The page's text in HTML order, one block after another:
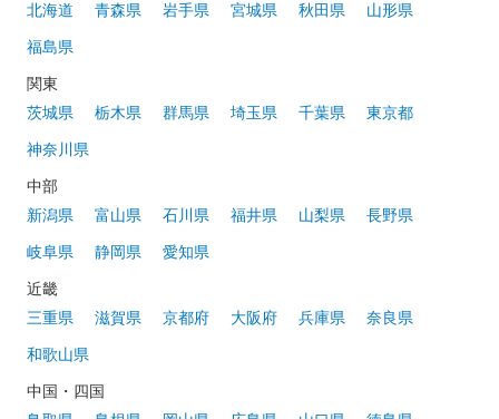
北海道
青森県 岩手県 宮城県 秋田県 山形県
福島県
関東
茨城県
栃木県 群馬県 埼玉県 千葉県 東京都
神奈川県
中部
新潟県
富山県 石川県 福井県 山梨県 長野県
岐阜県 静岡県 愛知県
近畿
三重県
滋賀県 京都府 大阪府 兵庫県 奈良県
和歌山県
中国・四国